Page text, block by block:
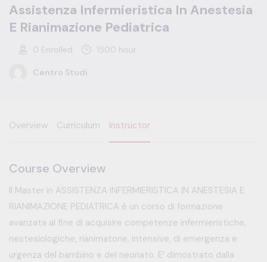
Assistenza Infermieristica In Anestesia
E Rianimazione Pediatrica
0 Enrolled 1500 hour
Centro Studi
Overview Curriculum Instructor
Course Overview
Il Master in ASSISTENZA INFERMIERISTICA IN ANESTESIA E
RIANIMAZIONE PEDIATRICA è un corso di formazione
avanzata al fine di acquisire competenze infermieristiche,
nestesiologiche, rianimatorie, intensive, di emergenza e
urgenza del bambino e del neonato. E’ dimostrato dalla